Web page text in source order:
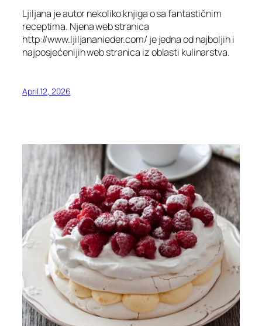
Ljiljana je autor nekoliko knjiga o sa fantastičnim
receptima. Njena web stranica
http://www.ljiljananieder.com/ je jedna od najboljih i
najposjećenijih web stranica iz oblasti kulinarstva.
April 12, 2026